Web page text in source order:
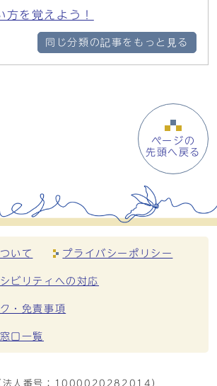
方を覚えよう！
同じ分類の記事をもっと見る
ページの
先頭へ戻る
いて プライバシーポリシー
ビリティへの対応
・免責事項
口一覧
法人番号： 1000020282014）